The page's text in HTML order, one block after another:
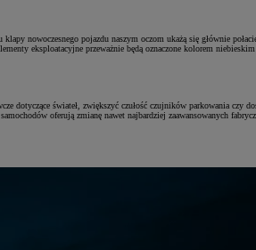
nowoczesnego pojazdu naszym oczom ukażą się głównie
eksploatacyjne przeważnie będą oznaczone kolorem
świateł, zwiększyć czułość czujników parkowania czy
oferują zmianę nawet najbardziej zaawansowanych